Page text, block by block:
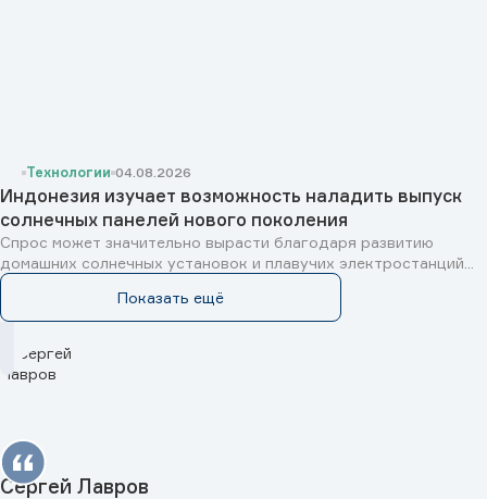
Технологии 04.08.2026
Индонезия изучает возможность наладить выпуск
солнечных панелей нового поколения
Спрос может значительно вырасти благодаря развитию
домашних солнечных установок и плавучих электростанций...
Показать ещё
Сергей Лавров